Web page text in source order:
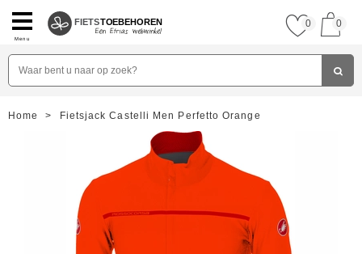
Menu
FIETSTOEBEHOREN 0 0
Home > Fietsjack Castelli Men Perfetto Orange